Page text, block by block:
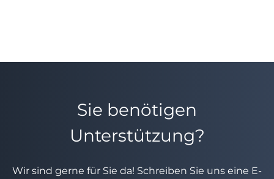
Sie benötigen
Unterstützung?
Wir sind gerne für Sie da! Schreiben Sie uns eine E-